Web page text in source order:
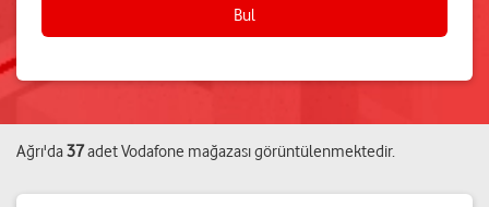
Bul
Ağrı'da37adetVodafone mağazasıgörüntülenmektedir.